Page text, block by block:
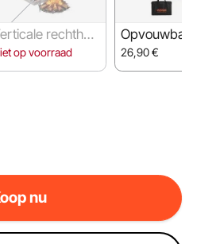
rechthoe
grill - 43 cm
op voorraad
46 cm
26,90€
nu